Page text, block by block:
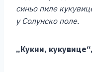
синьо пиле
у Солунско поле.
„Кукни, кукувице“,